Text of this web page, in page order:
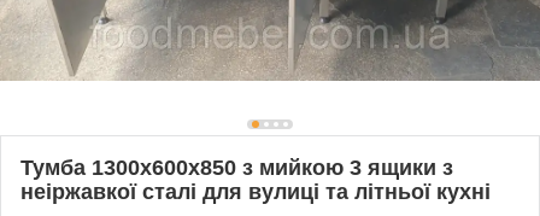
Тумба 1300х600х850 з мийкою 3 ящики з
неіржавкої сталі для вулиці та літньої кухні